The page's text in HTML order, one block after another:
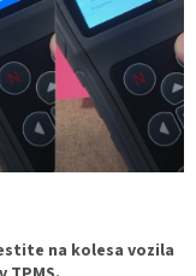
na kolesa vozila